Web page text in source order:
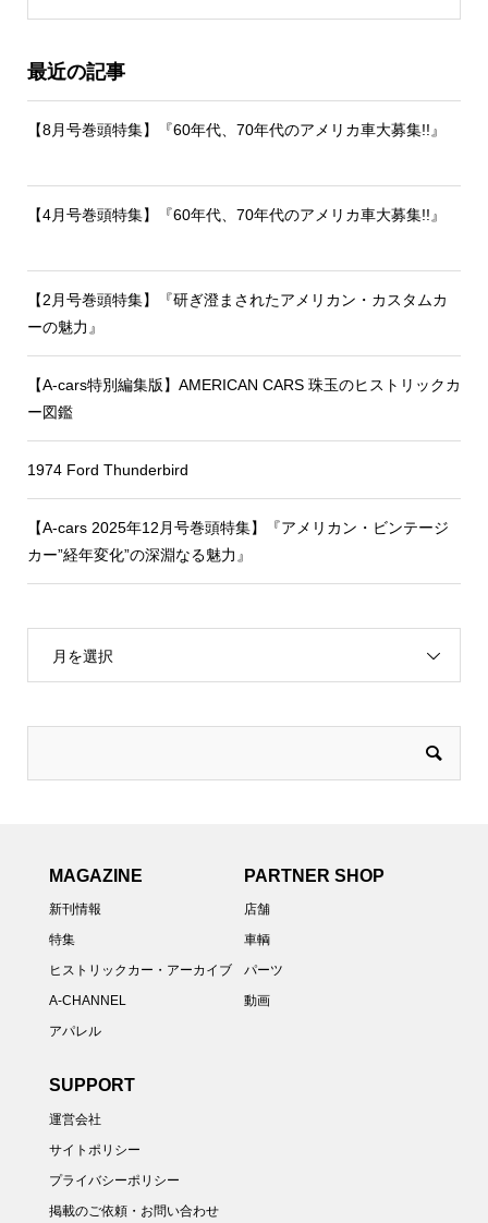
最近の記事
【8月号巻頭特集】『60年代、70年代のアメリカ車大募集!!』
【4月号巻頭特集】『60年代、70年代のアメリカ車大募集!!』
【2月号巻頭特集】『研ぎ澄まされたアメリカン・カスタムカ
ーの魅力』
【A-cars特別編集版】AMERICAN CARS 珠玉のヒストリックカ
ー図鑑
1974 Ford Thunderbird
【A-cars 2025年12月号巻頭特集】『アメリカン・ビンテージ
カー”経年変化”の深淵なる魅力』
月を選択
MAGAZINE
新刊情報
特集
ヒストリックカー・アーカイブ
A-CHANNEL
アパレル
PARTNER SHOP
店舗
車輌
パーツ
動画
SUPPORT
運営会社
サイトポリシー
プライバシーポリシー
掲載のご依頼・お問い合わせ